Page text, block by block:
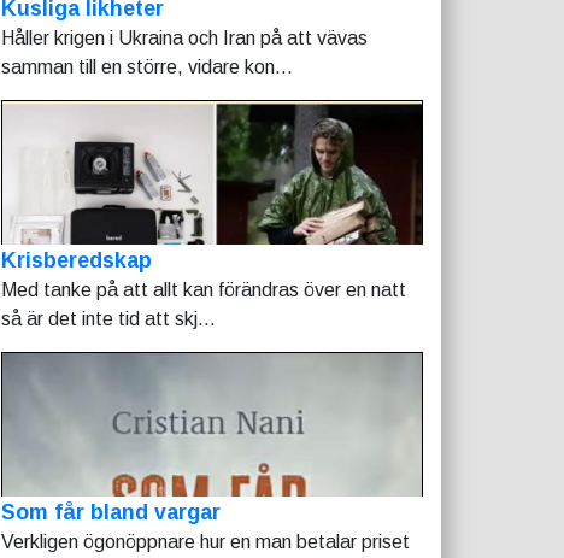
Kusliga likheter
Håller krigen i Ukraina och Iran på att vävas
samman till en större, vidare kon...
Krisberedskap
Med tanke på att allt kan förändras över en natt
så är det inte tid att skj...
Som får bland vargar
Verkligen ögonöppnare hur en man betalar priset